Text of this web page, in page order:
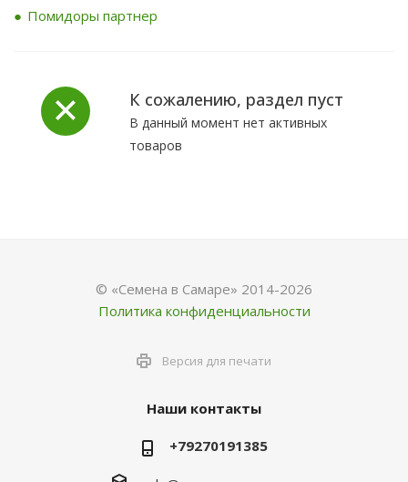
Помидоры партнер
К сожалению, раздел пуст
В данный момент нет активных
товаров
© «Семена в Самаре» 2014-2026
Политика конфиденциальности
Версия для печати
Наши контакты
+79270191385